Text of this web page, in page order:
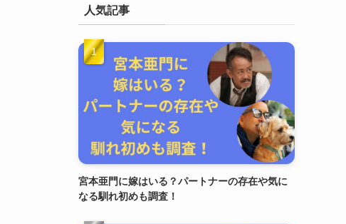
人気記事
宮本亜門に嫁はいる？パートナーの存在や気に
なる馴れ初めも調査！